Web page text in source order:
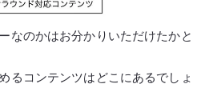
なのかはお分かりいただけたかと
るコンテンツはどこにあるでしょ